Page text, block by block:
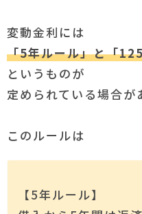
変動金利には
「5年ルール」と「
というものが
定められている場合が
このルールは
【5年ルール】